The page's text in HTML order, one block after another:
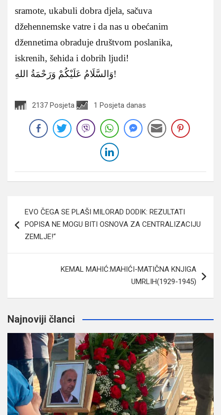
sramote, ukabuli dobra djela, sačuva
džehennemske vatre i da nas u obećanim
džennetima obraduje društvom poslanika,
iskrenih, šehida i dobrih ljudi!
وَالسَّلَامُ عَلَيْكُمْ وَرَحْمَةُ اللهِ!
2137 Posjeta 1 Posjeta danas
članaka
EVO ČEGA SE PLAŠI MILORAD DODIK: REZULTATI
POPISA NE MOGU BITI OSNOVA ZA CENTRALIZACIJU
ZEMLJE!“
KEMAL MAHIĆ:MAHIĆI-MATIČNA KNJIGA
UMRLIH(1929-1945)
Najnoviji članci